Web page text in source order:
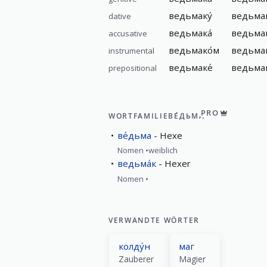
dative ведьмаку́
accusative ведьмака́
instrumental ведьмако́м
prepositional ведьмаке́
WORTFAMILIEВЕ́ДЬМАPRO
ве́дьма Hexe
Nomen weiblich
ведьма́к Hexer
Nomen
VERWANDTE WÖRTER
колду́н
Zauberer
маг
Magier